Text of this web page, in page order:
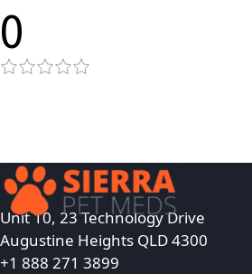
0
Unit 10, 23 Technology Drive
Augustine Heights QLD 4300
+1 888 271 3899